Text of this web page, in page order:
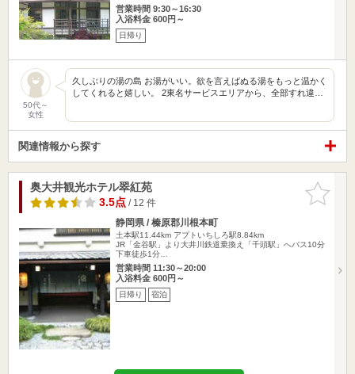
営業時間 9:30～16:30
入浴料金 600円～
日帰り
50代～
女性
久しぶりの湯の島 お湯がいい。欲を言えばぬる湯をもっと温かく
してくれると嬉しい。 2東名サービスエリアから、全部すれ違…
関連情報から探す
お気に入
りに追加
奥大井観光ホテル翠紅苑
3.5点/ 12 件
静岡県 / 榛原郡川根本町
土本駅11.44km アプトいちしろ駅8.84km
JR「金谷駅」より大井川鉄道乗換え「千頭駅」へバス10分
下車徒歩1分…
営業時間 11:30～20:00
入浴料金 600円～
日帰り 宿泊